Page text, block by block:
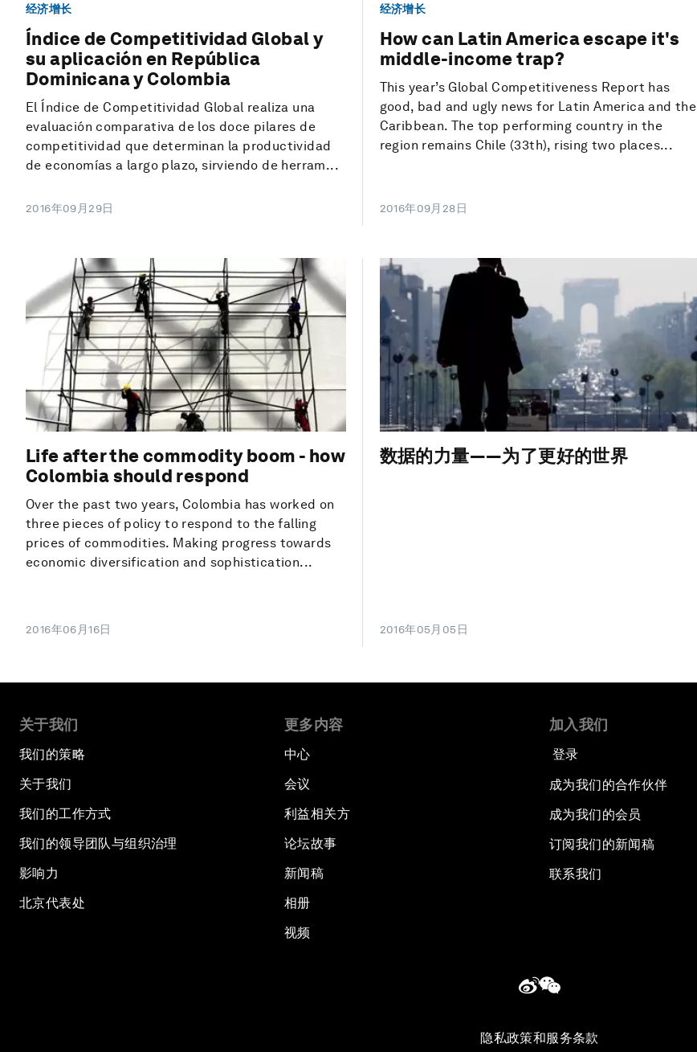
经济增长
Índice de Competitividad Global y
su aplicación en República
Dominicana y Colombia
El Índice de Competitividad Global realiza una
evaluación comparativa de los doce pilares de
competitividad que determinan la productividad
de economías a largo plazo, sirviendo de herram...
2016年09月29日
经济增长
How can Latin America escape it's
middle-income trap?
This year’s Global Competitiveness Report has
good, bad and ugly news for Latin America and the
Caribbean. The top performing country in the
region remains Chile (33th), rising two places...
2016年09月28日
Life after the commodity boom - how
Colombia should respond
Over the past two years, Colombia has worked on
three pieces of policy to respond to the falling
prices of commodities. Making progress towards
economic diversification and sophistication...
2016年06月16日
数据的力量——为了更好的世界
2016年05月05日
关于我们
我们的策略
关于我们
我们的工作方式
我们的领导团队与组织治理
影响力
北京代表处
更多内容
中心
会议
利益相关方
论坛故事
新闻稿
相册
视频
加入我们
登录
成为我们的合作伙伴
成为我们的会员
订阅我们的新闻稿
联系我们
隐私政策和服务条款